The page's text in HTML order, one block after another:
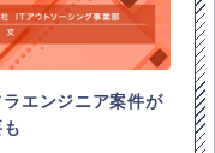
エンジニア案件が